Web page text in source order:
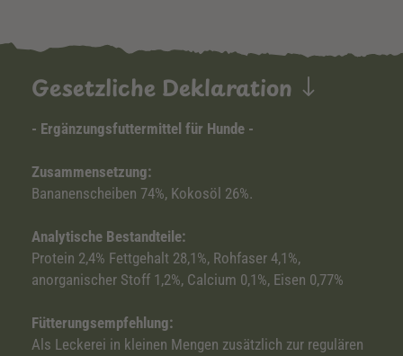
Gesetzliche Deklaration
- Ergänzungsfuttermittel für Hunde -
Zusammensetzung:
Bananenscheiben 74%, Kokosöl 26%.
Analytische Bestandteile:
Protein 2,4% Fettgehalt 28,1%, Rohfaser 4,1%,
anorganischer Stoff 1,2%, Calcium 0,1%, Eisen 0,77%
Fütterungsempfehlung:
Als Leckerei in kleinen Mengen zusätzlich zur regulären